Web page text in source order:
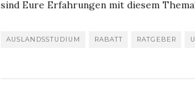
sind Eure Erfahrungen mit diesem
AUSLANDSSTUDIUM RABATT RATGEBER